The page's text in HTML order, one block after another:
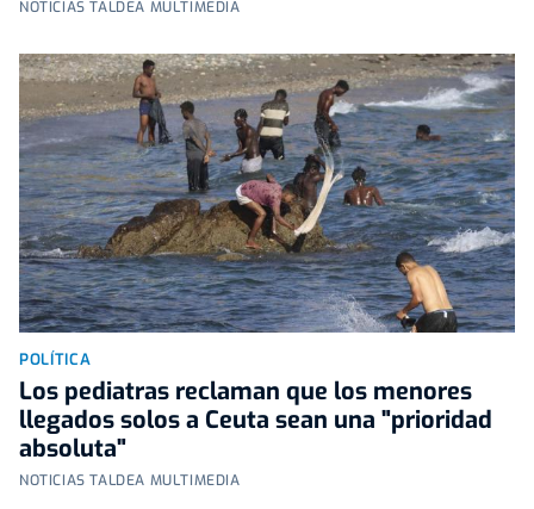
NOTICIAS TALDEA MULTIMEDIA
POLÍTICA
Los pediatras reclaman que los menores
llegados solos a Ceuta sean una "prioridad
absoluta"
NOTICIAS TALDEA MULTIMEDIA